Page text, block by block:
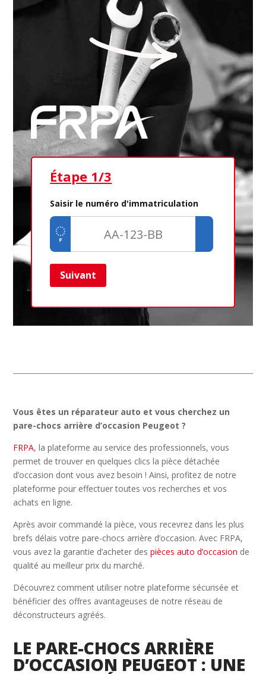
Étape 1/3
Saisir le numéro d'immatriculation
Suivant
Vous êtes un réparateur auto et vous cherchez un
pare-chocs arrière d’occasion Peugeot ?
FRPA, la plateforme au service des professionnels, vous
permet de trouver en quelques clics la pièce détachée
d’occasion dont vous avez besoin ! Ainsi, profitez de notre
plateforme pour effectuer toutes vos recherches et vos
achats en ligne.
Après avoir commandé la pièce, vous recevrez dans les plus
brefs délais votre pare-chocs arrière d’occasion. Avec FRPA,
vous avez la garantie d’acheter despièces auto d’occasion de
qualité au meilleur prix du marché.
Découvrez comment utiliser notre plateforme sécurisée et
bénéficier des offres avantageuses de notre réseau de
déconstructeurs agréés.
LE PARE-CHOCS ARRIÈRE
D’OCCASION PEUGEOT : UNE